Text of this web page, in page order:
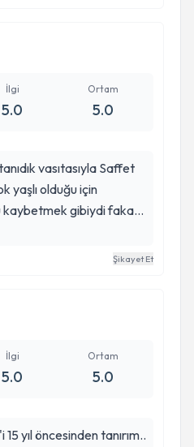
İlgi
5.0
Ortam
5.0
vasıtasıyla Saffet
yaşlı olduğu için
kaybetmek gibiydi fakat
oldu. Annem bu kötü
tanımasını isterim.
Şikayet Et
İlgi
5.0
Ortam
5.0
yıl öncesinden tanırım..